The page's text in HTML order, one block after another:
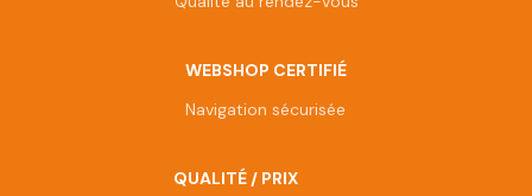
WEBSHOP CERTIFIÉ
Navigation sécurisée
QUALITÉ / PRIX